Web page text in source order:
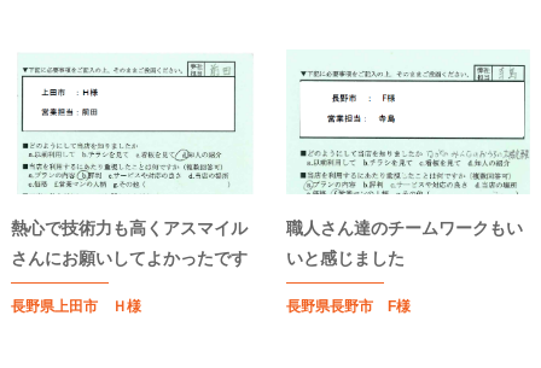
熱心で技術力も高くアスマイル
さんにお願いしてよかったです
長野県上田市 Ｈ様
職人さん達のチームワークもい
いと感じました
長野県長野市 F様